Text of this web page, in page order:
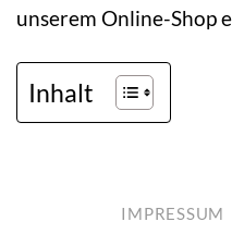
unserem Online-Shop
Inhalt
IMPRESSUM